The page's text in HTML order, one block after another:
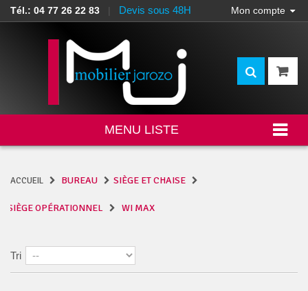
Tél.: 04 77 26 22 83 | Devis sous 48H Mon compte
MENU LISTE
ACCUEIL BUREAU SIÈGE ET CHAISE
SIÈGE OPÉRATIONNEL WI MAX
Tri